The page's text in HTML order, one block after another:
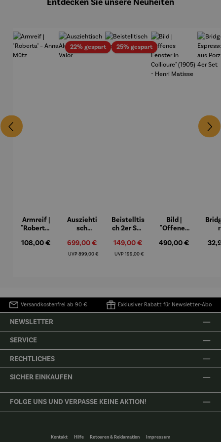
Armreif |
"Roberta"
Mütz
Regulärer Preis:
108,00 €
22% gespartRabatt
Ausziehti
sch
m – Valor
Verkaufspreis:
699,00 €
UVP Regulärer Preis:
899,00 €
25% gespartRabatt
Beistelltis
ch 2er Set
Verkaufspreis:
149,00 €
UVPRegulärer Preis:
199,00 €
Bild |
"Offenes
Collioure"
Regulärer Preis:
490,00 €
Versandkostenfrei ab 90 € Exklusiver Rabatt für Newsletter-Abo
NEWSLETTER
SERVICE
RECHTLICHES
SICHER EINKAUFEN
FOLGE UNS UND VERPASSE KEINE AKTION!
Kontakt Hilfe Retouren & Reklamation Impressum